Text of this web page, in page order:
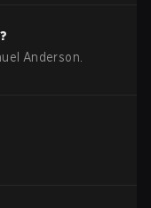
?
Anderson